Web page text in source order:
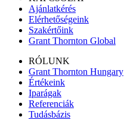
Ajánlatkérés
Elérhetőségeink
Szakértőink
Grant Thornton Global
RÓLUNK
Grant Thornton Hungary
Értékeink
Iparágak
Referenciák
Tudásbázis